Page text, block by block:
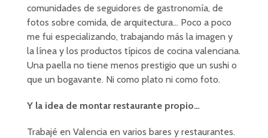
comunidades de seguidores de gastronomía, de
fotos sobre comida, de arquitectura… Poco a poco
me fui especializando, trabajando más la imagen y
la línea y los productos típicos de cocina valenciana.
Una paella no tiene menos prestigio que un sushi o
que un bogavante. Ni como plato ni como foto.
Y la idea de montar restaurante propio…
Trabajé en Valencia en varios bares y restaurantes.